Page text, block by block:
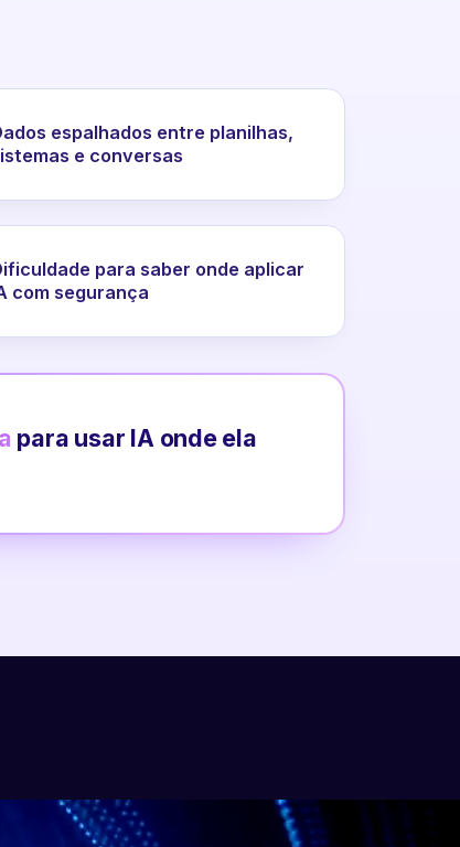
espalhados entre planilhas,
e conversas
para saber onde aplicar
com segurança
para usar IA onde ela